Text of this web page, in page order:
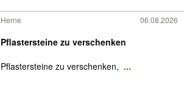
Herne 06.08.2026
Pflastersteine zu verschenken
Pflastersteine zu verschenken, ...